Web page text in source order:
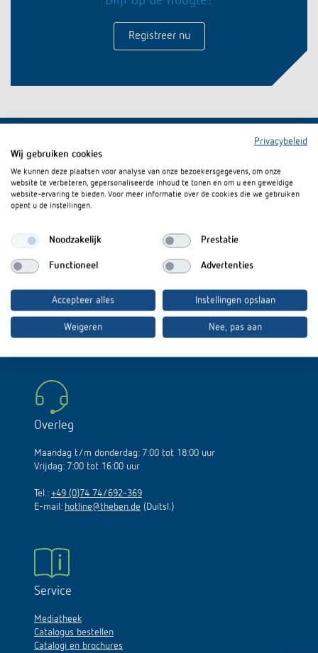
Impulsrelais: licht eenvoudig, efficiënt en
voordelig schakelen
Registreer nu
Theben Nederland B.V.
7324 BD Apeldoorn
Openingstijden
Maandag t/m donderdag: 8:30 tot 17:00 uur
Vrijdag: 08:30 tot 16:00 uur
+31 55 2020000
E-mail:info@theben-nederland.nl
Overleg
Maandag t/m donderdag: 7:00 tot 18:00 uur
Vrijdag: 7:00 tot 16:00 uur
Tel.: +49 (0)74 74/692-369
E-mail: hotline@theben.de (Duitsl.)
Service
Mediatheek
Catalogus bestellen
Catalogi en brochures
Privacybeleid
Wij gebruiken cookies
We kunnen deze plaatsen voor analyse van onze bezoekersgegevens, om onze
website te verbeteren, gepersonaliseerde inhoud te tonen en om u een geweldige
website-ervaring te bieden. Voor meer informatie over de cookies die we gebruiken
opent u de instellingen.
Noodzakelijk Prestatie
Functioneel Advertenties
Accepteer alles Instellingen opslaan
Weigeren Nee, pas aan